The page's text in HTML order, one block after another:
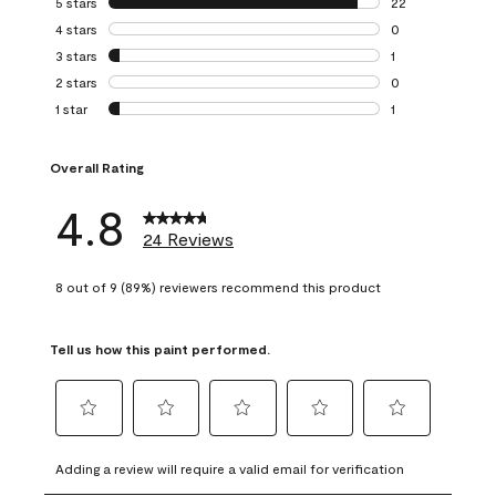
22 reviews with
4 stars stars
0
0 reviews with 4
3 stars stars
1
1 review with 3
2 stars stars
0
0 reviews with 2
1 star stars
1
Overall Rating
4.8 24 Reviews
8 out of 9 (89%) reviewers recommend this product
Tell us how this paint performed.
to
rate
to
rate
to
rate
to
rate
to
rate
Adding a review will require a valid email for verification